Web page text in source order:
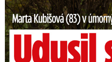
Marta Kubišová (83) v